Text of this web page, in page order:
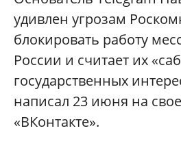
удивлен угрозам
блокировать работу
России и считает их
государственных
написал 23 июня на
«ВКонтакте».